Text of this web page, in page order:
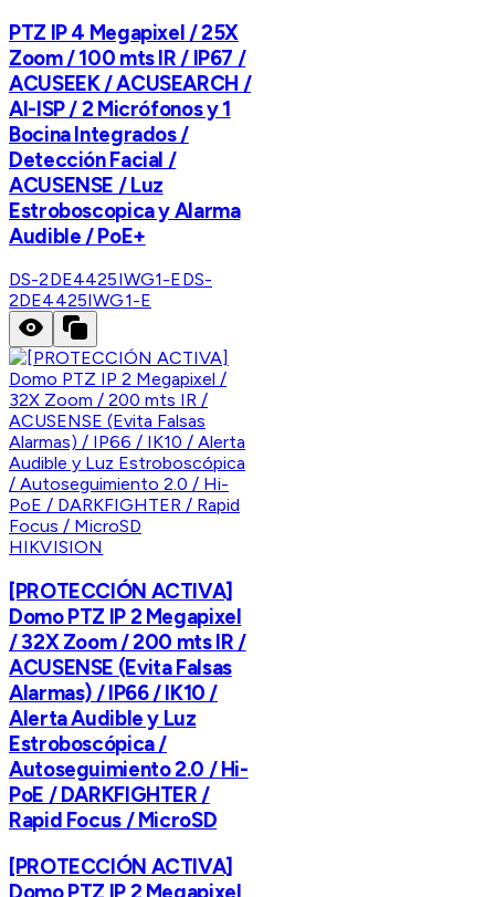
PTZ IP 4 Megapixel / 25X
Zoom / 100 mts IR / IP67 /
ACUSEEK / ACUSEARCH /
AI-ISP / 2 Micrófonos y 1
Bocina Integrados /
Detección Facial /
ACUSENSE / Luz
Estroboscopica y Alarma
Audible / PoE+
DS-2DE4425IWG1-EDS-
2DE4425IWG1-E
HIKVISION
[PROTECCIÓN ACTIVA]
Domo PTZ IP 2 Megapixel
/ 32X Zoom / 200 mts IR /
ACUSENSE (Evita Falsas
Alarmas) / IP66 / IK10 /
Alerta Audible y Luz
Estroboscópica /
Autoseguimiento 2.0 / Hi-
PoE / DARKFIGHTER /
Rapid Focus / MicroSD
[PROTECCIÓN ACTIVA]
Domo PTZ IP 2 Megapixel